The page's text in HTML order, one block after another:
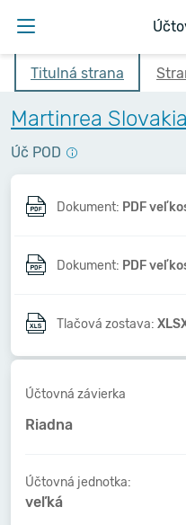
Titulná strana
Martinrea
Úč POD
Dokument: PDF
Dokument: PDF
Tlačová zostava:
Účtovná závierka
Riadna
Účtovná jednotka:
veľká